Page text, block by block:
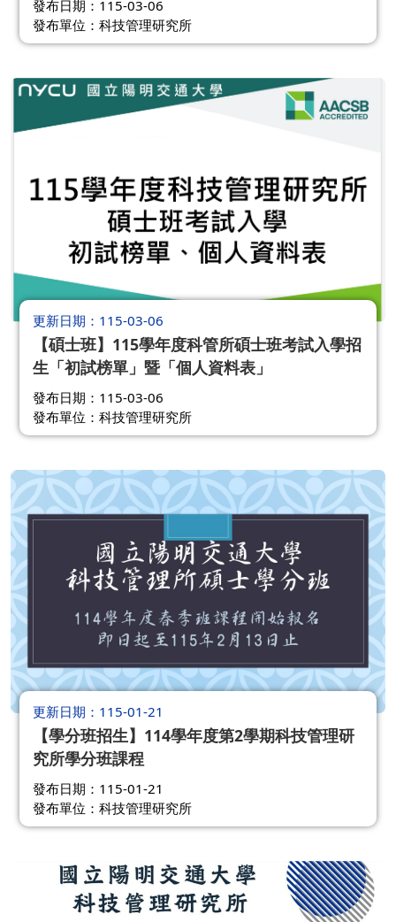
發布日期：115-03-06
發布單位：科技管理研究所
更新日期 115-03-06
【碩士班】115學年度科管所碩士班考試入學招
生「初試榜單」暨「個人資料表」
發布日期：115-03-06
發布單位：科技管理研究所
更新日期 115-01-21
【學分班招生】114學年度第2學期科技管理研
究所學分班課程
發布日期：115-01-21
發布單位：科技管理研究所